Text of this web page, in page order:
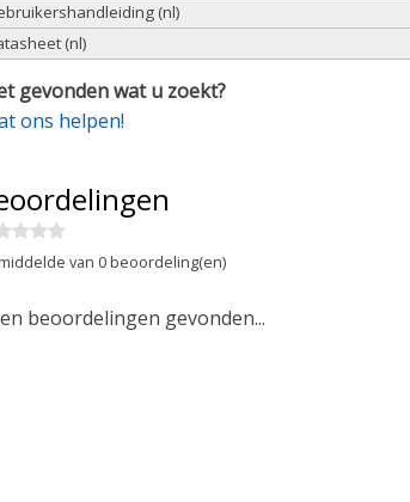
(nl)
(nl)
gevonden wat u zoekt?
ons helpen!
van 0 beoordeling(en)
beoordelingen gevonden...